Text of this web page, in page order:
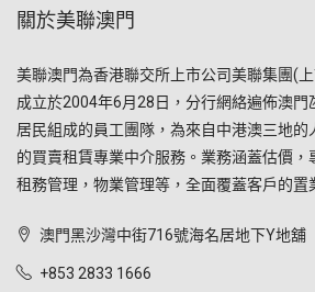
關於美聯澳門
美聯澳門為香港聯交所上市公司美聯集團(
成立於2004年6月28日，分行網絡遍佈澳門
居民組成的員工團隊，為來自中港澳三地
的買賣租賃專業中介服務。業務涵蓋估價，
租務管理，物業管理等，全面覆蓋客戶的置
澳門黑沙灣中街716號海名居地下Y地舖
+853 2833 1666